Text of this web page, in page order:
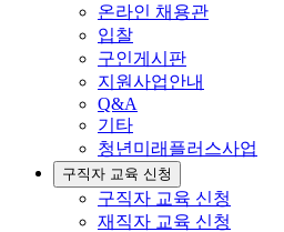
온라인 채용관
입찰
구인게시판
지원사업안내
Q&A
기타
청년미래플러스사업
구직자 교육 신청
구직자 교육 신청
재직자 교육 신청